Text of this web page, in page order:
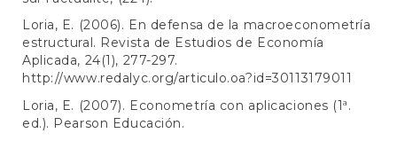
Loria, E. (2006). En defensa de la macroeconometría
estructural. Revista de Estudios de Economía
Aplicada, 24(1), 277-297.
http://www.redalyc.org/articulo.oa?id=30113179011
Loria, E. (2007). Econometría con aplicaciones (1ª.
ed.). Pearson Educación.